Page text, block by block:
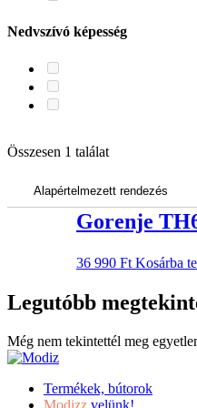
Nedvszívó képesség
tűnik, az általad keresett termék
Menj biztosra: az aktuális
webshop@modiz.hu e-mail-
Összesen 1 találat
Gorenje
36 990 Ft Kosárba
Legutóbb
Még nem tekintettél meg
Termékek, bútorok
Modizz velünk!